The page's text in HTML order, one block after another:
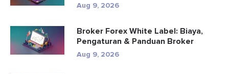
Aug 9, 2026
Broker Forex White Label: Biaya,
Pengaturan & Panduan Broker
Aug 9, 2026